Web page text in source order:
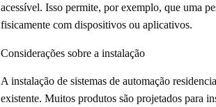
acessível. Isso permite, por exemplo, que uma
fisicamente com dispositivos ou aplicativos.
Considerações sobre a instalação
A instalação de sistemas de automação
existente. Muitos produtos são projetados para